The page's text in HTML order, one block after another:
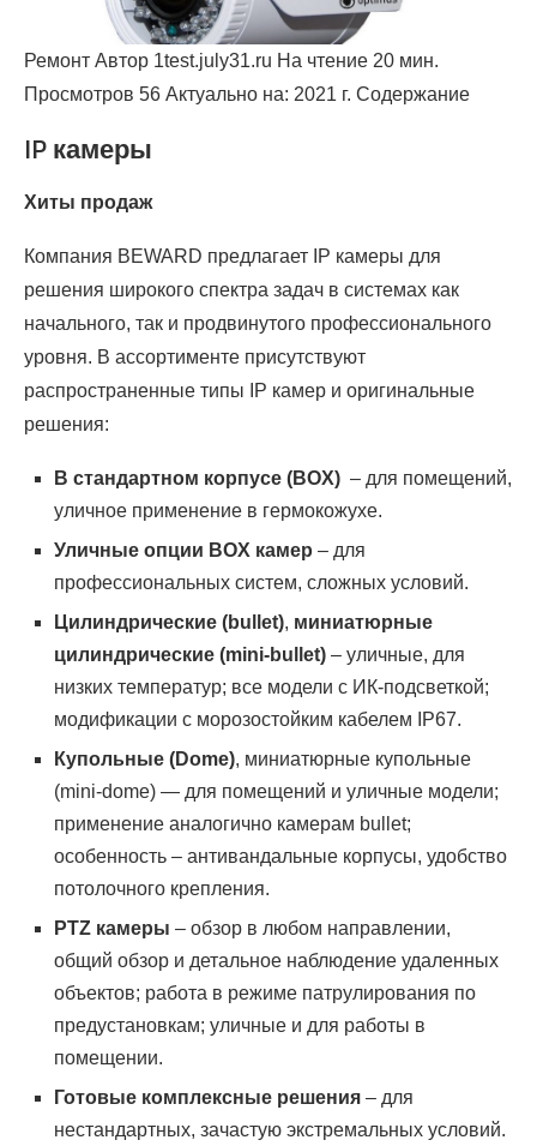
Ремонт Автор 1test.july31.ru На чтение 20 мин.
Просмотров 56 Актуально на: 2021 г. Содержание
IP камеры
Хиты продаж
Компания BEWARD предлагает IP камеры для
решения широкого спектра задач в системах как
начального, так и продвинутого профессионального
уровня. В ассортименте присутствуют
распространенные типы IP камер и оригинальные
решения:
В стандартном корпусе (BOX) – для помещений,
уличное применение в гермокожухе.
Уличные опции BOX камер – для
профессиональных систем, сложных условий.
Цилиндрические (bullet), миниатюрные
цилиндрические (mini-bullet) – уличные, для
низких температур; все модели с ИК-подсветкой;
модификации с морозостойким кабелем IP67.
Купольные (Dome), миниатюрные купольные
(mini-dome) — для помещений и уличные модели;
применение аналогично камерам bullet;
особенность – антивандальные корпусы, удобство
потолочного крепления.
PTZ камеры – обзор в любом направлении,
общий обзор и детальное наблюдение удаленных
объектов; работа в режиме патрулирования по
предустановкам; уличные и для работы в
помещении.
Готовые комплексные решения – для
нестандартных, зачастую экстремальных условий.